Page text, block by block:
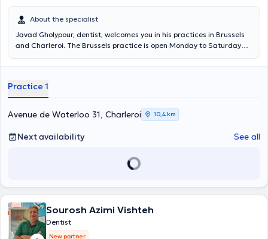
About the specialist
Javad Gholypour, dentist, welcomes you in his practices in Brussels
and Charleroi. The Brussels practice is open Monday to Saturday
Monday to Saturday from 10 am to 5 pm.
Practice 1
Avenue de Waterloo 31, Charleroi 10,4 km
Next availability See all
Sourosh Azimi Vishteh
Dentist
New partner